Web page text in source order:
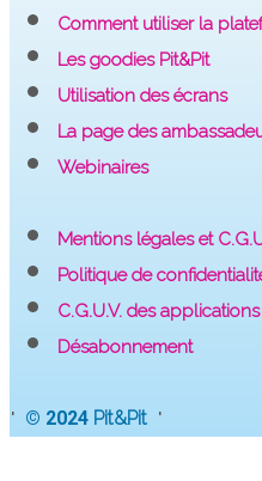
Comment utiliser la
Les goodies Pit&Pit
Utilisation des écrans
La page des
Webinaires
Mentions légales et
Politique de
C.G.U.V. des
Désabonnement
· © 2024 Pit&Pit ·